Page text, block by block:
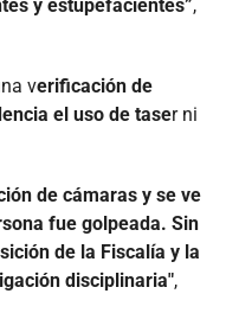
y estupefacientes”,
verificación de
el uso de taser ni
de cámaras y se ve
fue golpeada. Sin
de la Fiscalía y la
disciplinaria",